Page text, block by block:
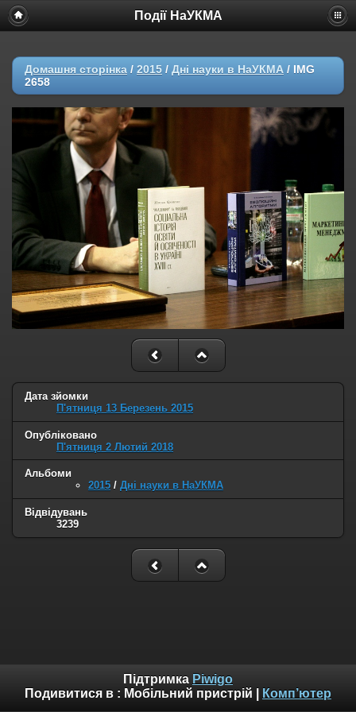
Події НаУКМА
Домашня сторінка / 2015 / Дні науки в НаУКМА / IMG
2658
Дата зйомки
П'ятниця 13 Березень 2015
Опубліковано
П'ятниця 2 Лютий 2018
Альбоми
2015 / Дні науки в НаУКМА
Відвідувань
3239
Підтримка Piwigo
Подивитися в : Мобільний пристрій Комп’ютер